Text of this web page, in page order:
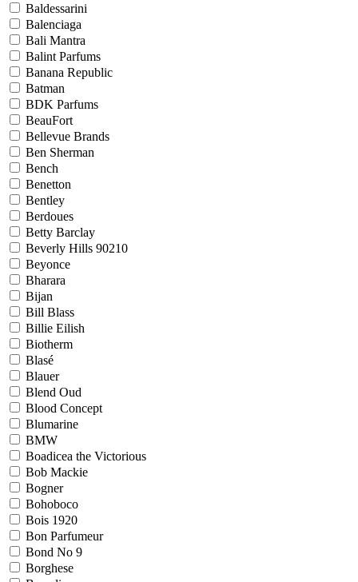
Baldessarini
Balenciaga
Bali Mantra
Balint Parfums
Banana Republic
Batman
BDK Parfums
BeauFort
Bellevue Brands
Ben Sherman
Bench
Benetton
Bentley
Berdoues
Betty Barclay
Beverly Hills 90210
Beyonce
Bharara
Bijan
Bill Blass
Billie Eilish
Biotherm
Blasé
Blauer
Blend Oud
Blood Concept
Blumarine
BMW
Boadicea the Victorious
Bob Mackie
Bogner
Bohoboco
Bois 1920
Bon Parfumeur
Bond No 9
Borghese